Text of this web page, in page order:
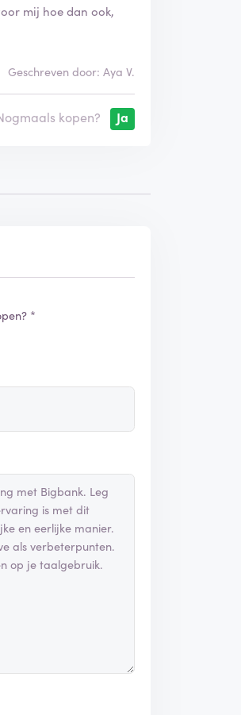
mij hoe dan ook,
Geschreven door: Aya V.
kopen? Ja
*